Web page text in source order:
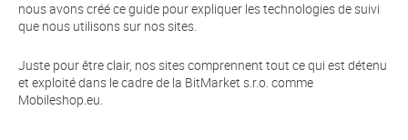
nous avons créé ce guide pour expliquer les technologies de suivi
que nous utilisons sur nos sites.
Juste pour être clair, nos sites comprennent tout ce qui est détenu
et exploité dans le cadre de la BitMarket s.r.o. comme
Mobileshop.eu.